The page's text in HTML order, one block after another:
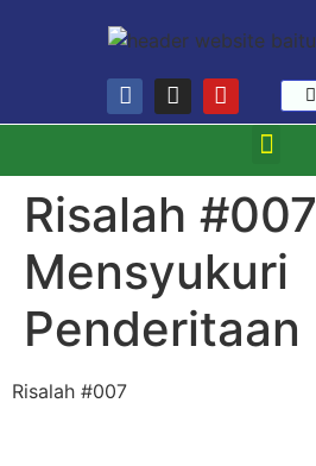
Risalah #007
Mensyukuri
Penderitaan
Risalah #007